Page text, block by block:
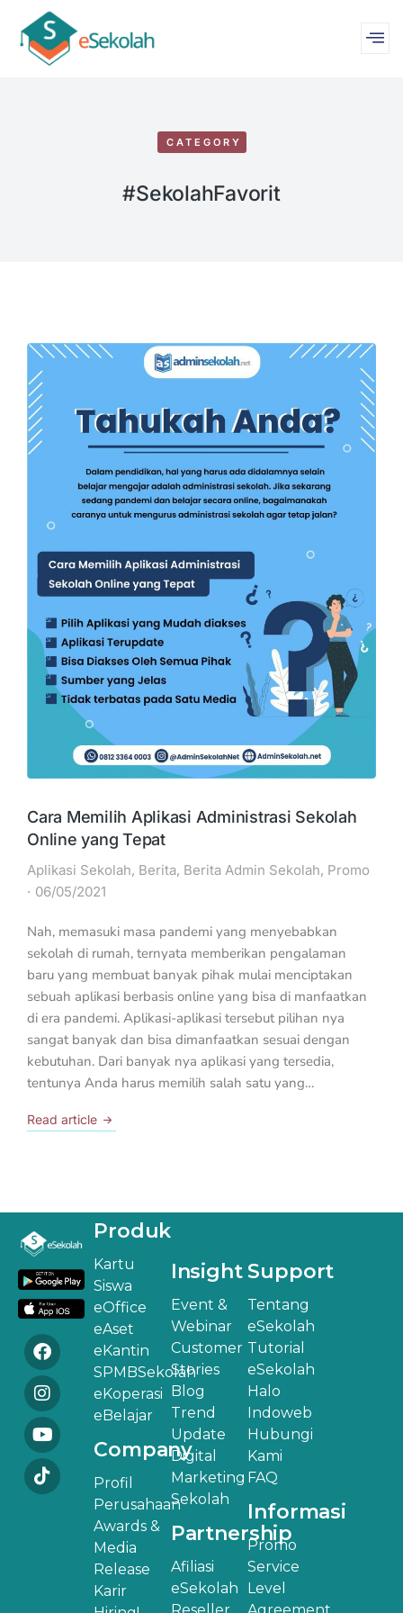
CATEGORY
#SekolahFavorit
Cara Memilih Aplikasi Administrasi Sekolah
Online yang Tepat
Aplikasi Sekolah, Berita, Berita Admin Sekolah, Promo
06/05/2021
Nah, memasuki masa pandemi yang menyebabkan
sekolah di rumah, ternyata memberikan pengalaman
baru yang membuat banyak pihak mulai menciptakan
sebuah aplikasi berbasis online yang bisa di manfaatkan
di era pandemi. Aplikasi-aplikasi tersebut pilihan nya
sangat banyak dan bisa dimanfaatkan sesuai dengan
kebutuhan. Dari banyak nya aplikasi yang tersedia,
tentunya Anda harus memilih salah satu yang…
Read article
Produk
Kartu
Siswa
eOffice
eAset
eKantin
SPMBSekolah
eKoperasi
eBelajar
Company
Profil
Perusahaan
Awards &
Media
Release
Karir
Insight
Event &
Webinar
Customer
Stories
Blog
Trend
Update
Digital
Marketing
Sekolah
Partnership
Afiliasi
eSekolah
Support
Tentang
eSekolah
Tutorial
eSekolah
Halo
Indoweb
Hubungi
Kami
FAQ
Informasi
Promo
Service
Level